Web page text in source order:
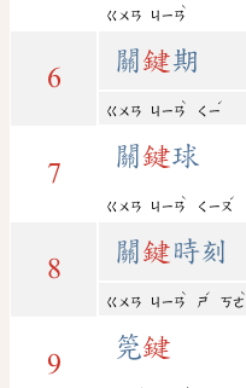
ㄍㄨㄢ ㄐㄧㄢ
ˋ
6
關鍵期
ㄍㄨㄢ ㄐㄧㄢ
ˋ
ㄑㄧ
ˊ
7
關鍵球
ㄍㄨㄢ ㄐㄧㄢ
ˋ
ㄑㄧㄡ
ˊ
8
關鍵時刻
ㄍㄨㄢ ㄐㄧㄢ
ˋ
ㄕ
ˊ
ㄎㄜ
ˋ
9
筦鍵